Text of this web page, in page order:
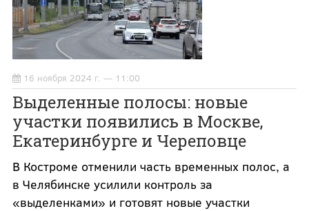
16 ноября 2024 г. — 11:00
Выделенные полосы: новые
участки появились в Москве,
Екатеринбурге и Череповце
В Костроме отменили часть временных полос, а
в Челябинске усилили контроль за
«выделенками» и готовят новые участки